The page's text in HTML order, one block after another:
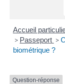
Accueil
> Passeport >
biométrique ?
Question-réponse